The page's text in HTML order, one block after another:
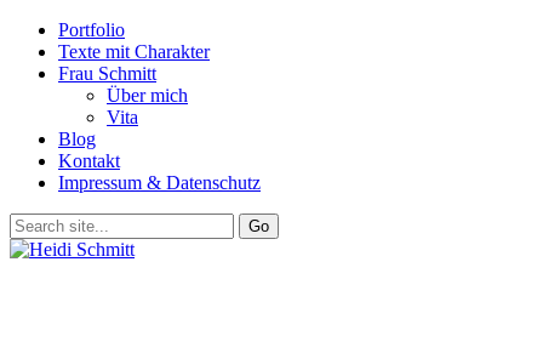
Portfolio
Texte mit Charakter
Frau Schmitt
Über mich
Vita
Blog
Kontakt
Impressum & Datenschutz